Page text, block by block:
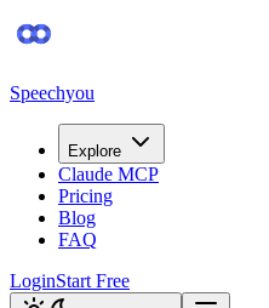
Speechyou
Explore
Claude MCP
Pricing
Blog
FAQ
LoginStart Free